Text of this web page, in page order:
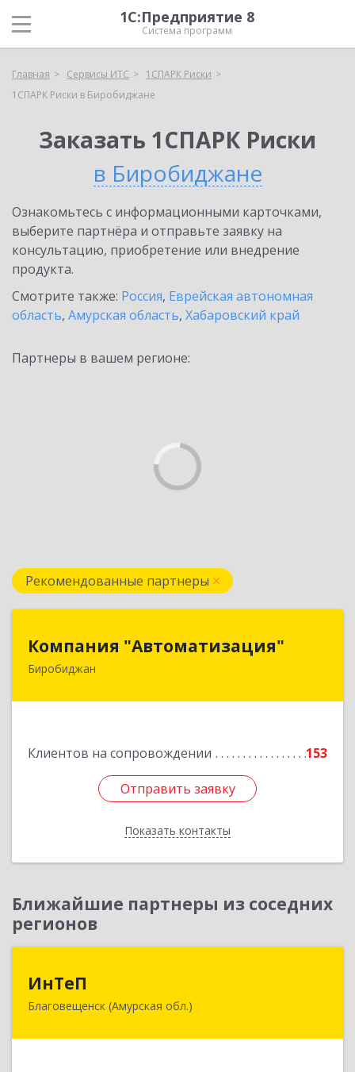
1С:Предприятие 8
Система программ
Главная Сервисы ИТС
1СПАРК Риски
1СПАРК Риски в Биробиджане
Заказать 1СПАРК Риски
в Биробиджане
Ознакомьтесь с информационными карточками,
выберите партнёра и отправьте заявку на
консультацию, приобретение или внедрение
продукта.
Смотрите также: Россия, Еврейская автономная
область, Амурская область, Хабаровский край
Партнеры в вашем регионе:
Рекомендованные партнеры
Компания "Автоматизация"
Биробиджан
Клиентов на сопровождении 153
Отправить заявку
Показать контакты
679016, Еврейская Аобл, Биробиджан г,
Отправить заявку
Назад
Ближайшие партнеры из соседних
регионов
ИнТеП
Благовещенск (Амурская обл.)
675000, Амурская обл, Благовещенск г,